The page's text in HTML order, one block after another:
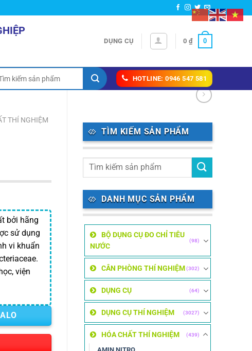
DỤNG CỤ 0 ₫ 0
HOTLINE: 0946 547 581
TÌM KIẾM SẢN PHẨM
DANH MỤC SẢN PHẨM
BỘ DỤNG CỤ ĐO CHỈ TIÊU
NƯỚC
(98)
CÂN PHÒNG THÍ NGHIỆM (302)
DỤNG CỤ (64)
DỤNG CỤ THÍ NGHIỆM (3027)
HÓA CHẤT THÍ NGHIỆM (439)
THÍ NGHIỆM
bởi hãng
sử dụng
vi khuẩn
viện